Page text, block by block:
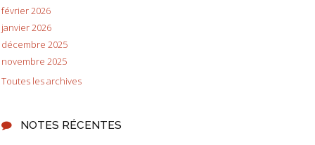
février 2026
janvier 2026
décembre 2025
novembre 2025
Toutes les archives
NOTES RÉCENTES